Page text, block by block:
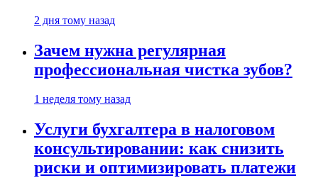
2 дня тому назад
Зачем нужна регулярная
профессиональная чистка зубов?
1 неделя тому назад
Услуги бухгалтера в налоговом
консультировании: как снизить
риски и оптимизировать платежи